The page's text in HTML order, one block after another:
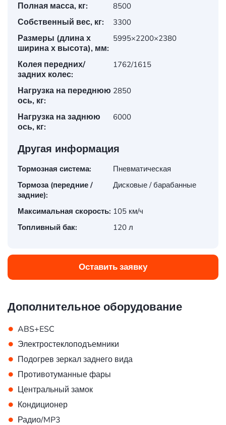
Полная масса, кг: 8500
Собственный вес, кг: 3300
Размеры (длина х
ширина х высота), мм:
5995×2200×2380
Колея передних/
задних колес:
1762/1615
Нагрузка на переднюю
ось, кг:
2850
Нагрузка на заднюю
ось, кг:
6000
Другая информация
Тормозная система:
Пневматическая
Тормоза (передние /
задние):
Дисковые / барабанные
Максимальная скорость: 105 км/ч
Топливный бак:
120 л
Оставить заявку
Дополнительное оборудование
• ABS+ESC
• Электростеклоподъемники
• Подогрев зеркал заднего вида
• Противотуманные фары
• Центральный замок
• Кондиционер
• Радио/MP3